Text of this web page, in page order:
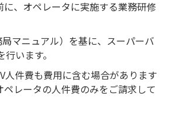
に、オペレータに実施する業務研修
マニュアル）を基に、スーパーバ
います。
人件費も費用に含む場合があります
レータの人件費のみをご請求して